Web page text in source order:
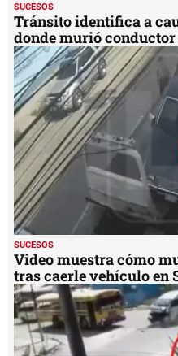
SUCESOS
Tránsito identifica a
donde murió
SUCESOS
Video muestra cómo
tras caerle vehículo en